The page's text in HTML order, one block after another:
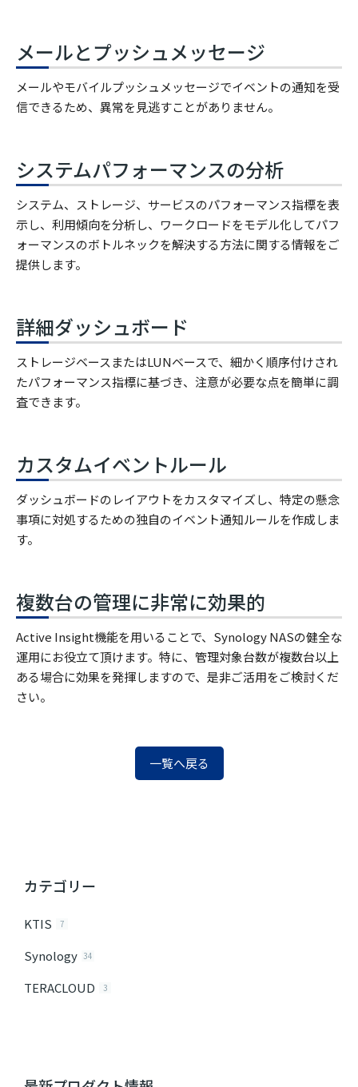
メールとプッシュメッセージ
メールやモバイルプッシュメッセージでイベントの通知を受
信できるため、異常を見逃すことがありません。
システムパフォーマンスの分析
システム、ストレージ、サービスのパフォーマンス指標を表
示し、利用傾向を分析し、ワークロードをモデル化してパフ
ォーマンスのボトルネックを解決する方法に関する情報をご
提供します。
詳細ダッシュボード
ストレージベースまたはLUNベースで、細かく順序付けされ
たパフォーマンス指標に基づき、注意が必要な点を簡単に調
査できます。
カスタムイベントルール
ダッシュボードのレイアウトをカスタマイズし、特定の懸念
事項に対処するための独自のイベント通知ルールを作成しま
す。
複数台の管理に非常に効果的
Active Insight機能を用いることで、Synology NASの健全な
運用にお役立て頂けます。特に、管理対象台数が複数台以上
ある場合に効果を発揮しますので、是非ご活用をご検討くだ
さい。
一覧へ戻る
カテゴリー
KTIS 7
Synology 34
TERACLOUD 3